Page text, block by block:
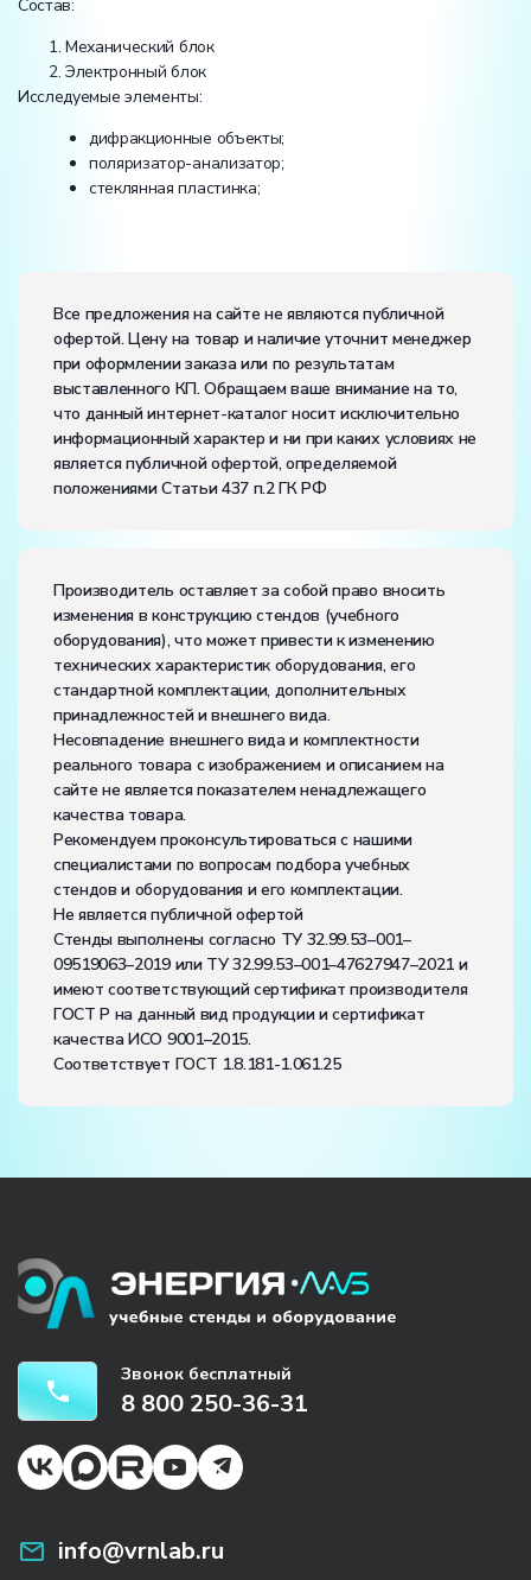
Состав:
Механический блок
Электронный блок
Исследуемые элементы:
дифракционные объекты;
поляризатор-анализатор;
стеклянная пластинка;
частота, Гц:50
Класс защиты от поражения электрическим током:
Диапазон рабочих температур, ˚С:+10…+35
Влажность, %:до 80
Все предложения на сайте не являются публичной
офертой. Цену на товар и наличие уточнит менеджер
при оформлении заказа или по результатам
выставленного КП. Обращаем ваше внимание на то,
что данный интернет-каталог носит исключительно
информационный характер и ни при каких условиях не
является публичной офертой, определяемой
положениями Статьи 437 п.2 ГК РФ
Производитель оставляет за собой право вносить
изменения в конструкцию стендов (учебного
оборудования), что может привести к изменению
технических характеристик оборудования, его
стандартной комплектации, дополнительных
принадлежностей и внешнего вида.
Несовпадение внешнего вида и комплектности
реального товара с изображением и описанием на
сайте не является показателем ненадлежащего
качества товара.
Рекомендуем проконсультироваться с нашими
специалистами по вопросам подбора учебных
стендов и оборудования и его комплектации.
Не является публичной офертой
Стенды выполнены согласно ТУ 32.99.53–001–
09519063–2019 или ТУ 32.99.53–001–47627947–2021 и
имеют соответствующий сертификат производителя
ГОСТ Р на данный вид продукции и сертификат
качества ИСО 9001–2015.
Соответствует ГОСТ 1.8.181-1.061.25
Звонок бесплатный
8 800 250-36-31
info@vrnlab.ru